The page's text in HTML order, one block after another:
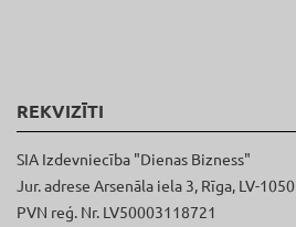
REKVIZĪTI
SIA Izdevniecība "Dienas Bizness"
Jur. adrese Arsenāla iela 3, Rīga, LV-1050
PVN reģ. Nr. LV50003118721